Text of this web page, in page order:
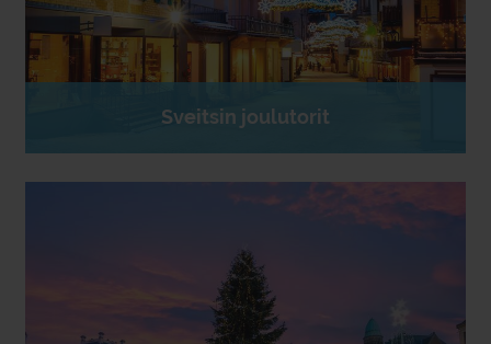
Sveitsin joulutorit